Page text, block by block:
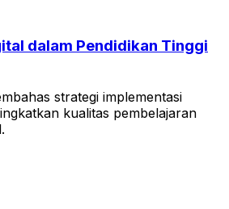
dalam Pendidikan Tinggi
strategi implementasi
kualitas pembelajaran